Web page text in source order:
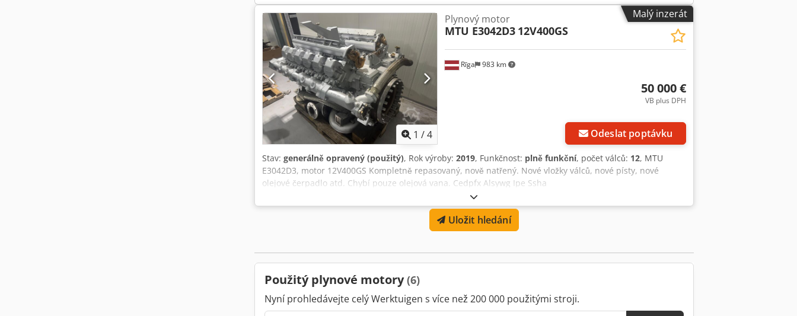
Malý inzerát
1 /4
Rīga 983 km
Plynový motor
MTU E3042D3 12V400GS
50 000 €
VB plus DPH
Odeslat poptávku
Stav: generálně opravený (použitý), Rok výroby: 2019, Funkčnost: plně funkční, počet válců: 12, MTU
E3042D3, motor 12V400GS Kompletně repasovaný, nově natřený. Nové vložky válců, nové písty, nové
olejové čerpadlo atd. Chybí pouze olejová vana. Cedpfx Alsywg Ipe Ssha
Uložit hledání
Použitý plynové motory(6)
Nyní prohledávejte celý Werktuigen s více než 200 000 použitými stroji.